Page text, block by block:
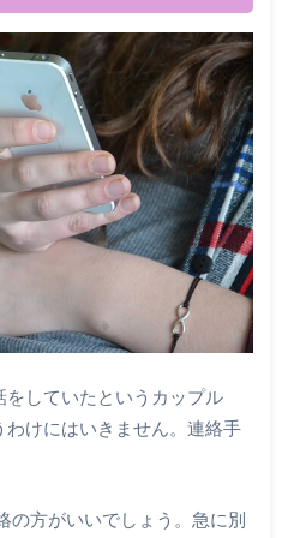
していたというカップル
けにはいきません。連絡手
の方がいいでしょう。急に別